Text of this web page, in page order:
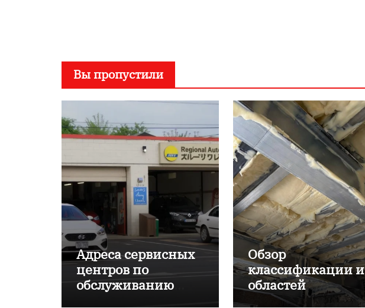
Вы пропустили
Адреса сервисных
центров по
обслуживанию
Обзор
классификации и
областей
применения